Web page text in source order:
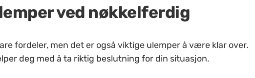
ved nøkkelferdig
fordeler, men det er også viktige ulemper å være klar over.
deg med å ta riktig beslutning for din situasjon.